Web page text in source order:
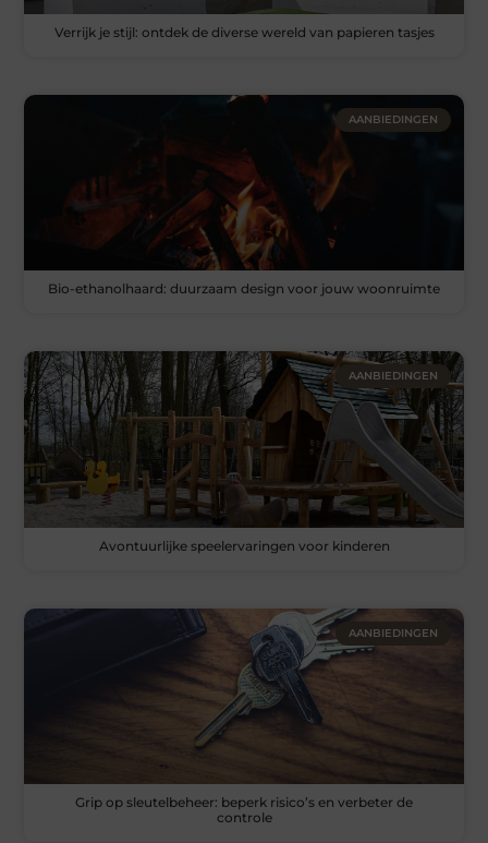
Verrijk je stijl: ontdek de diverse wereld van papieren tasjes
AANBIEDINGEN
Bio-ethanolhaard: duurzaam design voor jouw woonruimte
AANBIEDINGEN
Avontuurlijke speelervaringen voor kinderen
AANBIEDINGEN
Grip op sleutelbeheer: beperk risico’s en verbeter de
controle